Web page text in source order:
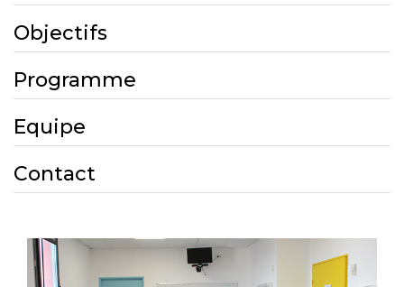
Objectifs
Programme
Equipe
Contact